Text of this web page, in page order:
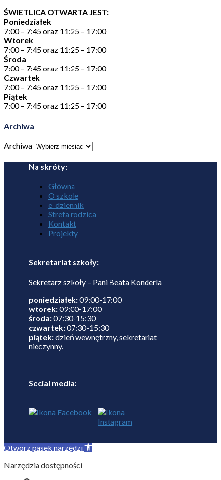
ŚWIETLICA OTWARTA JEST:
Poniedziałek
7:00 – 7:45 oraz 11:25 – 17:00
Wtorek
7:00 – 7:45 oraz 11:25 – 17:00
Środa
7:00 – 7:45 oraz 11:25 – 17:00
Czwartek
7:00 – 7:45 oraz 11:25 – 17:00
Piątek
7:00 – 7:45 oraz 11:25 – 17:00
Archiwa
Archiwa
Na skróty:
Główna
O szkole
e-dziennik
Strefa rodzica
Kontakt
Projekty
Sekretariat szkoły:
Sekretarz szkoły – Pani Beata Konderla
poniedziałek:09:00-17:00
wtorek:09:00-17:00
środa:07:30-15:30
czwartek:07:30-15:30
piątek:dzień wewnętrzny, sekretariat
nieczynny.
Social media:
Otwórz pasek narzędzi
Narzędzia dostępności